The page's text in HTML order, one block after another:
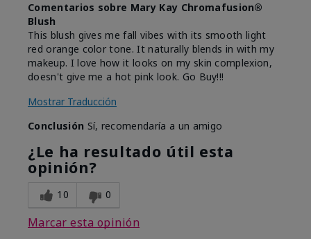
Comentarios sobre Mary Kay Chromafusion®
Blush
This blush gives me fall vibes with its smooth light
red orange color tone. It naturally blends in with my
makeup. I love how it looks on my skin complexion,
doesn't give me a hot pink look. Go Buy!!!
Mostrar Traducción
Conclusión Sí, recomendaría a un amigo
¿Le ha resultado útil esta
opinión?
10 0
Marcar esta opinión